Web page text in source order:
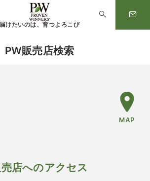
届けたいのは、育つよろこび
PW販売店検索
MAP
店へのアクセス